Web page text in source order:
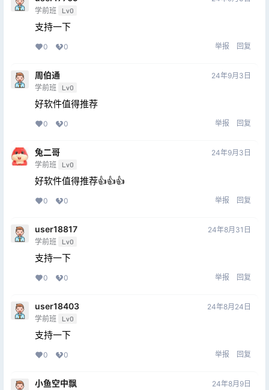
学前班 Lv0
支持一下
0 0 举报 回复
周伯通
学前班 Lv0
24年9月3日
好软件值得推荐
0 0 举报 回复
兔二哥
学前班 Lv0
24年9月3日
好软件值得推荐👍👍👍
0 0 举报 回复
user18817
学前班 Lv0
24年8月31日
支持一下
0 0 举报 回复
user18403
学前班 Lv0
24年8月24日
支持一下
0 0 举报 回复
小鱼空中飘 24年8月9日